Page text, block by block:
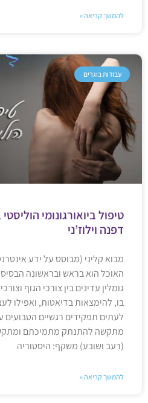
להמשך קריאה »
עבודות בוגרים
טיפול ביואורגונומי
דפנה וילוז’ני
מבוא קליני (מבוסס על ידע
האוכל הוא בראש ובראשונה הבסיס
גומלין עדינים בין צורכי הגוף
בו, להימצאות בדיאטות, ואפילו
לעתים תפקידים רגשיים
מתקשה להתנתק מתמיכתם
(רעב ושובע) משקף: היסטוריה
להמשך קריאה »